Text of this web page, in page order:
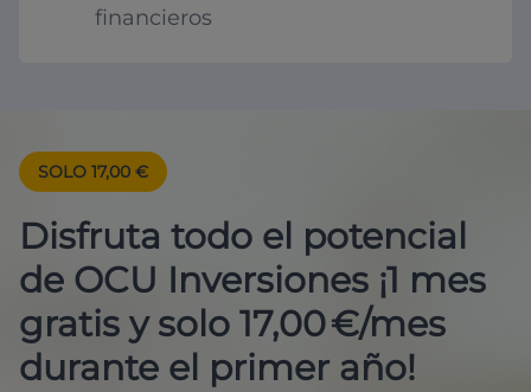
financieros
SOLO 17,00 €
Disfruta todo el potencial
de OCU Inversiones ¡1 mes
gratis y solo 17,00 €/mes
durante el primer año!